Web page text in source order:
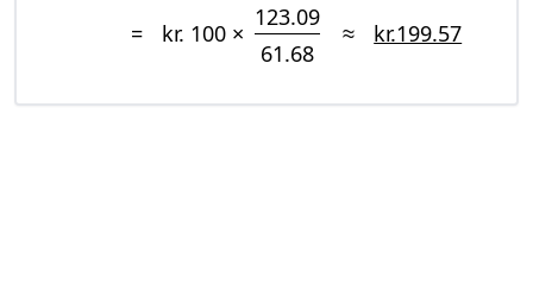
= kr. 100 ×
123.09
61.68
≈ kr.199.57